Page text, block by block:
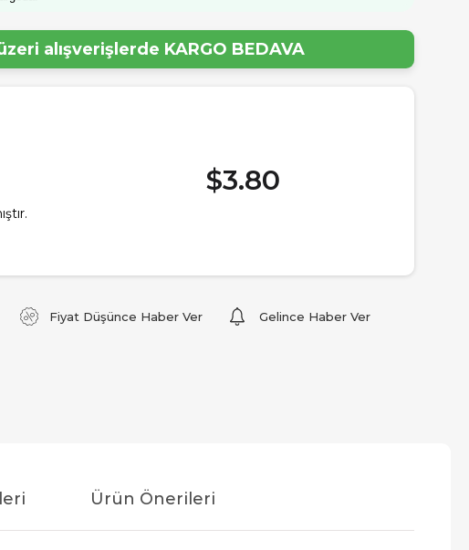
alışverişlerde KARGO BEDAVA
$3.80
Fiyat Düşünce Haber Ver Gelince Haber Ver
Ürün Önerileri